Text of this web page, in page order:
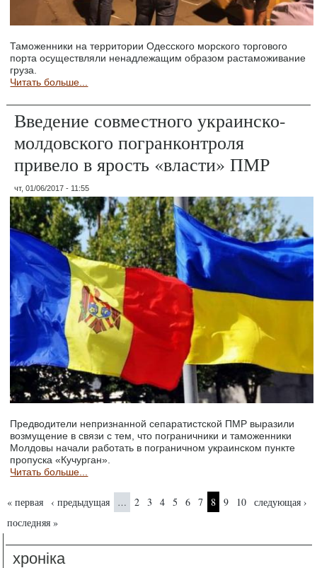
Таможенники на территории Одесского морского торгового
порта осуществляли ненадлежащим образом растаможивание
груза.
Читать больше...
Введение совместного украинско-
молдовского погранконтроля
привело в ярость «власти» ПМР
чт, 01/06/2017 - 11:55
Предводители непризнанной сепаратистской ПМР выразили
возмущение в связи с тем, что пограничники и таможенники
Молдовы начали работать в пограничном украинском пункте
пропуска «Кучурган».
Читать больше...
Страницы
« первая ‹ предыдущая … 2 3 4 5 6 7 8 9 10
следующая ›
последняя »
хроніка